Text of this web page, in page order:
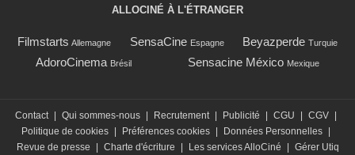
ALLOCINÉ À L'ÉTRANGER
Filmstarts Allemagne SensaCine Espagne Beyazperde Turquie
AdoroCinema Brésil Sensacine México Mexique
Contact Qui sommes-nous Recrutement Publicité CGU CGV
Politique de cookies
Préférences cookies Données Personnelles
Revue de presse
Charte d'écriture Les services AlloCiné Gérer Utiq